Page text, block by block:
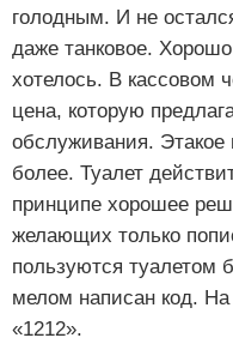
голодным. И не
даже танковое.
хотелось. В кассовом
цена, которую
обслуживания.
более. Туалет
принципе хорошее
желающих только
пользуются туалетом
мелом написан код.
«1212».